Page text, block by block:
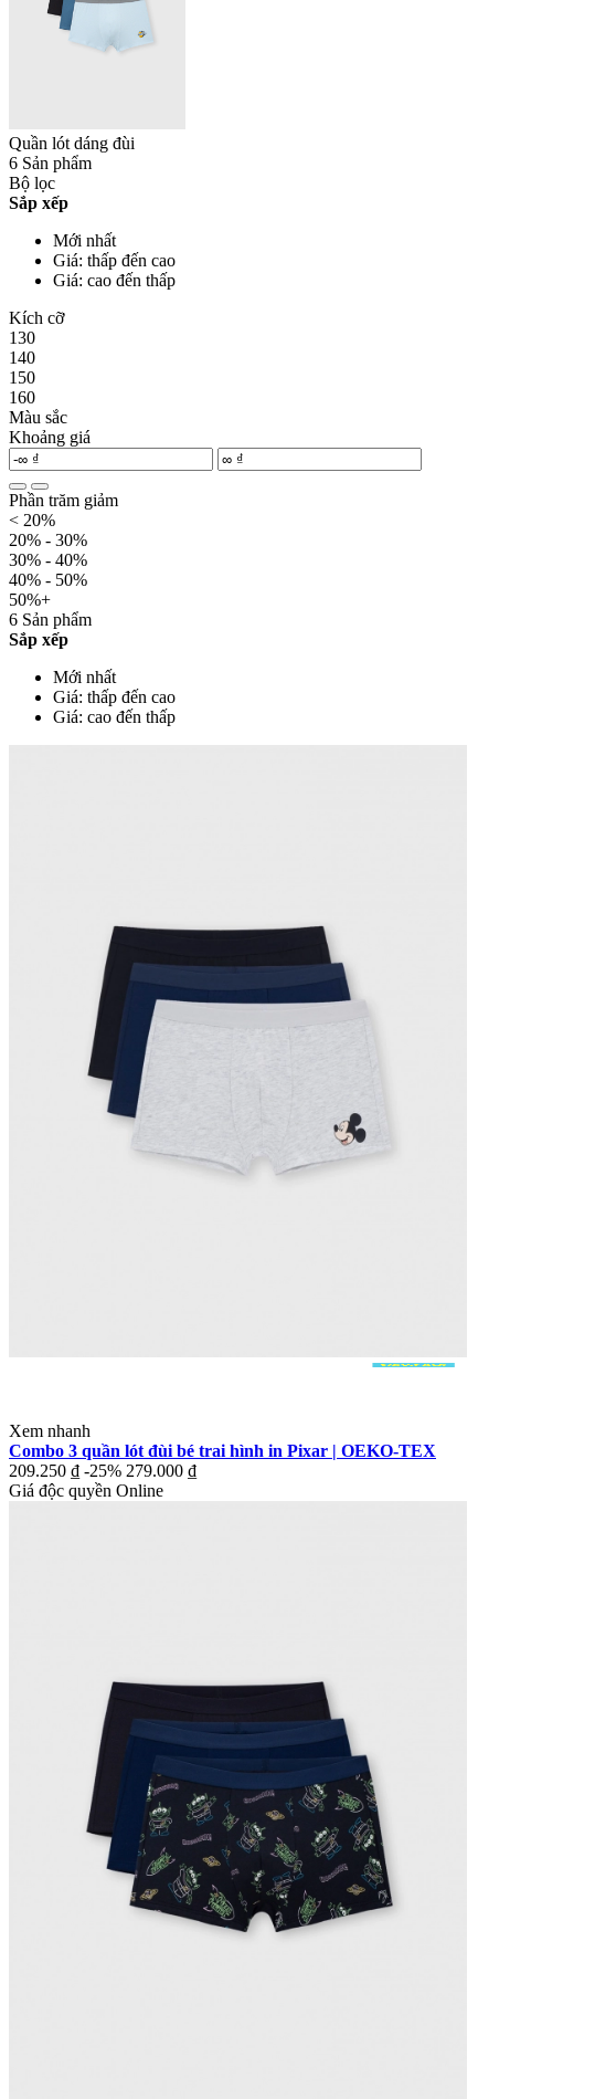
Quần lót dáng đùi
6 Sản phẩm
Bộ lọc
Sắp xếp
Mới nhất
Giá: thấp đến cao
Giá: cao đến thấp
Kích cỡ
130
140
150
160
Màu sắc
Khoảng giá
Phần trăm giảm
< 20%
20% - 30%
30% - 40%
40% - 50%
50%+
6 Sản phẩm
Sắp xếp
Mới nhất
Giá: thấp đến cao
Giá: cao đến thấp
Xem nhanh
Combo 3 quần lót đùi bé trai hình in Pixar | OEKO-TEX
209.250 ₫ -25% 279.000 ₫
Giá độc quyền Online